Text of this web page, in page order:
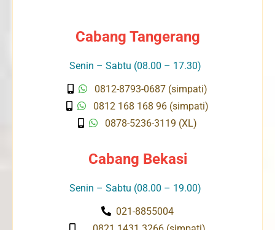
Cabang Tangerang
Senin – Sabtu (08.00 – 17.30)
0812-8793-0687 (simpati)
0812 168 168 96 (simpati)
0878-5236-3119 (XL)
Cabang Bekasi
Senin – Sabtu (08.00 – 19.00)
021-8855004